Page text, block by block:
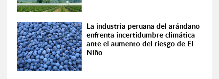
La industria peruana del arándano
enfrenta incertidumbre climática
ante el aumento del riesgo de El
Niño